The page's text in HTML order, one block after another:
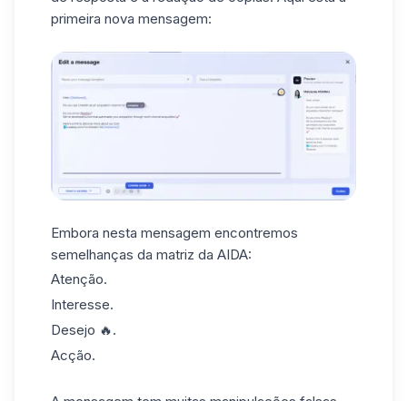
primeira nova mensagem:
Embora nesta mensagem encontremos
semelhanças da matriz da AIDA:
Atenção.
Interesse.
Desejo 🔥.
Acção.